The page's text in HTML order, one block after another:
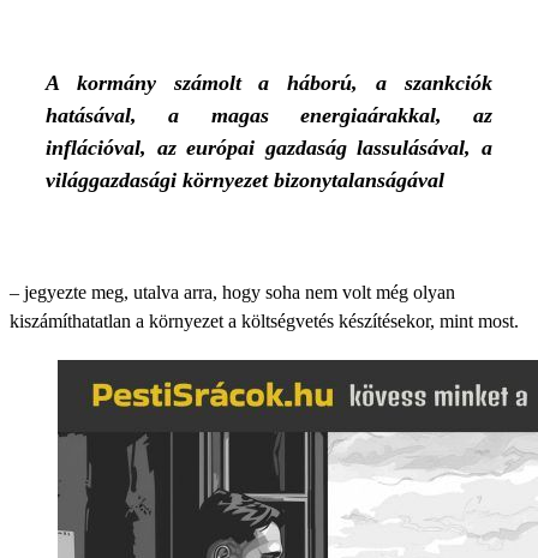
A kormány számolt a háború, a szankciók
hatásával, a magas energiaárakkal, az
inflációval, az európai gazdaság lassulásával, a
világgazdasági környezet bizonytalanságával
– jegyezte meg, utalva arra, hogy soha nem volt még olyan
kiszámíthatatlan a környezet a költségvetés készítésekor, mint most.